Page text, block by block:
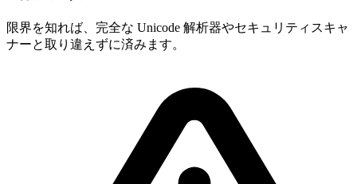
限界を知れば、完全な Unicode 解析器やセキュリティスキャ
ナーと取り違えずに済みます。